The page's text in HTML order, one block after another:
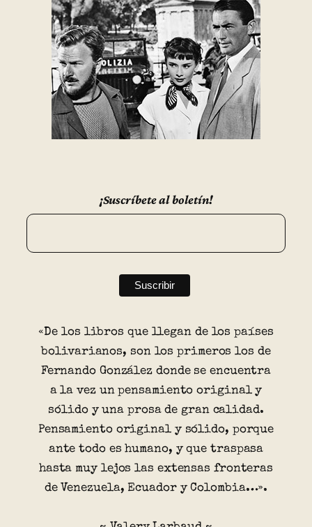
¡Suscríbete al boletín!
«De los libros que llegan de los países
bolivarianos, son los primeros los de
Fernando González donde se encuentra
a la vez un pensamiento original y
sólido y una prosa de gran calidad.
Pensamiento original y sólido, porque
ante todo es humano, y que traspasa
hasta muy lejos las extensas fronteras
de Venezuela, Ecuador y Colombia…».